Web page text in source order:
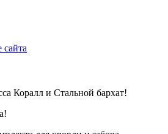
сайта
Коралл и Стальной бархат!